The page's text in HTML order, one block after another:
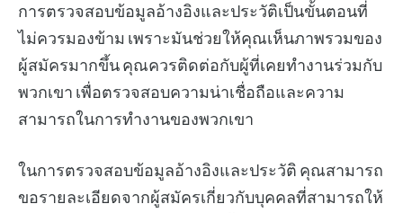
การตรวจสอบข้อมูลอ้างอิงและประวัติเป็นขั้นตอนที่
ไม่ควรมองข้าม เพราะมันช่วยให้คุณเห็นภาพรวมของ
ผู้สมัครมากขึ้น คุณควรติดต่อกับผู้ที่เคยทำงานร่วมกับ
พวกเขา เพื่อตรวจสอบความน่าเชื่อถือและความ
สามารถในการทำงานของพวกเขา
ในการตรวจสอบข้อมูลอ้างอิงและประวัติ คุณสามารถ
ขอรายละเอียดจากผู้สมัครเกี่ยวกับบุคคลที่สามารถให้